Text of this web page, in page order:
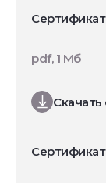
pdf, 1 Мб